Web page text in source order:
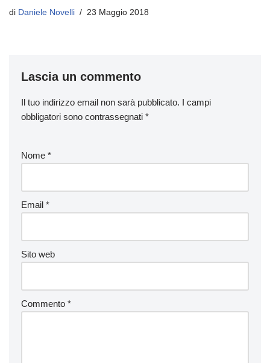
di Daniele Novelli 23 Maggio 2018
Lascia un commento
Il tuo indirizzo email non sarà pubblicato. I campi
obbligatori sono contrassegnati *
Nome *
Email *
Sito web
Commento *